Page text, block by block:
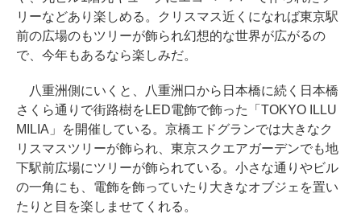
リーなどあり楽しめる。クリスマス近くになれば東京駅
前の広場のもツリーが飾られ幻想的な世界が広がるの
で、今年もあるなら楽しみだ。
八重洲側にいくと、八重洲口から日本橋に続く日本橋
さくら通りで街路樹をLED電飾で飾った「TOKYO ILLU
MILIA」を開催している。京橋エドグランでは大きなク
リスマスツリーが飾られ、東京スクエアガーデンでも地
下駅前広場にツリーが飾られている。小さな通りやビル
の一角にも、電飾を飾っていたり大きなオブジェを置い
たりと目を楽しませてくれる。